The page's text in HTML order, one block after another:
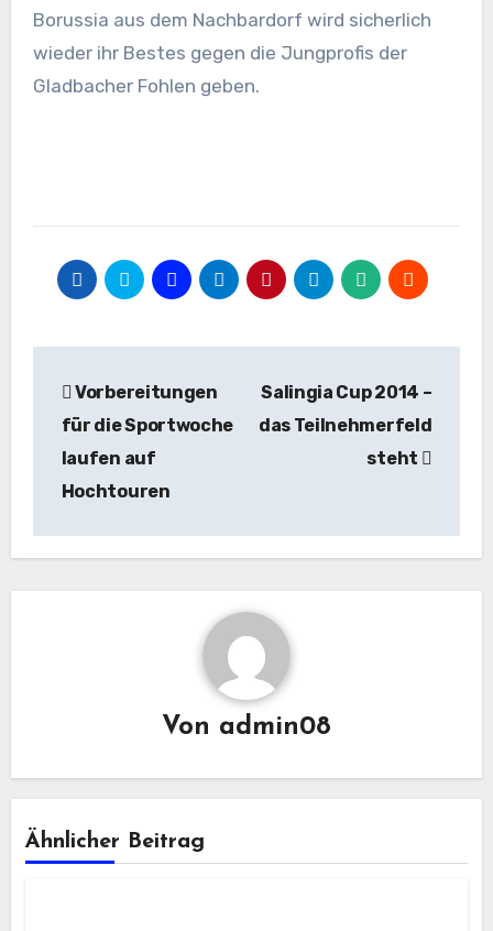
Borussia aus dem Nachbardorf wird sicherlich
wieder ihr Bestes gegen die Jungprofis der
Gladbacher Fohlen geben.
Vorbereitungen
für die Sportwoche
laufen auf
Hochtouren
Salingia Cup 2014 –
das Teilnehmerfeld
steht
Von admin08
Ähnlicher Beitrag